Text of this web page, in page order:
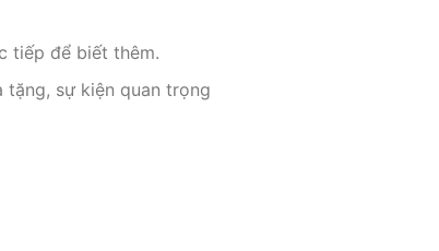
tiếp để biết thêm.
sự kiện quan trọng